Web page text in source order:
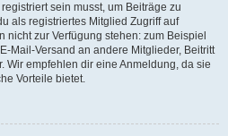
sein musst, um Beiträge zu
als registriertes Mitglied Zugriff auf
nicht zur Verfügung stehen: zum Beispiel
Mail-Versand an andere Mitglieder, Beitritt
Wir empfehlen dir eine Anmeldung, da sie
Vorteile bietet.